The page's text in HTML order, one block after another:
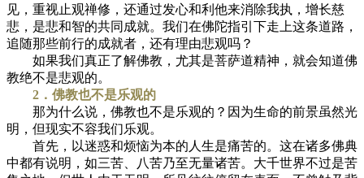
见，重视止观禅修，还通过发心和利他来消除我执，增长慈
悲，是悲和智的共同成就。我们在佛陀指引下走上这条道路，
追随那些前行的成就者，还有理由悲观吗？
如果我们真正了解佛教，尤其是菩萨道精神，就会知道佛
教绝不是悲观的。
2．佛教也不是乐观的
那为什么说，佛教也不是乐观的？因为生命的前景虽然光
明，但现实不容我们乐观。
首先，以迷惑和烦恼为本的人生是痛苦的。这在诸多佛典
中都有说明，如三苦、八苦乃至无量诸苦。大千世界不过是苦